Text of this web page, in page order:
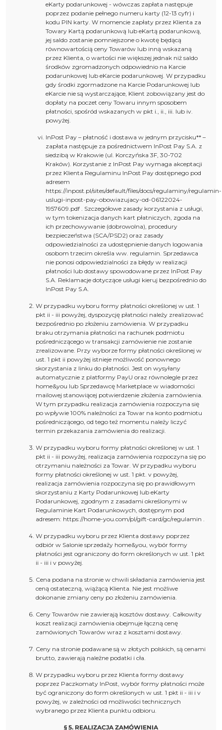
eKarty podarunkowej - wówczas zapłata następuje
poprzez podanie pełnego numeru karty (12-13 cyfr) i
kodu PIN karty. W momencie zapłaty przez Klienta za
Towary Kartą podarunkową lub eKartą podarunkową,
jej saldo zostanie pomniejszone o kwotę będącą
równowartością ceny Towarów lub inną wskazaną
przez Klienta, o wartości nie większej jednak niż saldo
środków zgromadzonych odpowiednio na Karcie
podarunkowej lub eKarcie podarunkowej. W przypadku
gdy środki zgormadzone na Karcie Podarunkowej lub
eKarcie nie są wystarczające, Klient zobowiązany jest do
dopłaty na poczet ceny Towaru innym sposobem
płatności, spośród wskazanych w pkt i., ii., iii. lub iv.
powyżej.
InPost Pay – płatność i dostawa w jednym przycisku** –
zapłata następuje za pośrednictwem InPost Pay S.A. z
siedzibą w Krakowie (ul. Korczyńska 3F, 30-702
Kraków). Korzystanie z InPost Pay wymaga akceptacji
przez Klienta Regulaminu InPost Pay dostępnego pod
adresem
https://inpost.pl/sites/default/files/docs/regulaminy/regulamin-
uslugi-inpost-pay-obowiazujacy-od-06122024-
1957609.pdf . Szczegółowe zasady korzystania z usługi,
w tym tokenizacja danych kart płatniczych, zgoda na
ich przechowywanie (dobrowolna), procedury
bezpieczeństwa (SCA/PSD2) oraz zasady
odpowiedzialności za udostępnienie danych logowania
osobom trzecim określa ww. regulamin. Sprzedawca
nie ponosi odpowiedzialności za błędy w realizacji
płatności lub dostawy spowodowane przez InPost Pay
S.A. Reklamacje dotyczące usługi kieruj bezpośrednio do
InPost Pay S.A.
W przypadku wyboru formy płatności określonej w ust. 1
pkt ii - iii powyżej, dyspozycję płatności należy zrealizować
bezpośrednio po złożeniu zamówienia. W przypadku
braku otrzymania płatności na rachunek podmiotu
pośredniczącego w transakcji zamówienie nie zostanie
zrealizowane. Przy wyborze formy płatności określonej w
ust. 1 pkt ii powyżej istnieje możliwość ponownego
skorzystania z linku do płatności. Jest on wysyłany
automatycznie z platformy PayU oraz równolegle przez
home&you lub Sprzedawcę Marketplace w wiadomości
mailowej stanowiącej potwierdzenie złożenia zamówienia.
W tym przypadku realizacja zamówienia rozpoczyna się
po wpływie 100% należności za Towar na konto podmiotu
pośredniczącego, od tego też momentu należy liczyć
termin przekazania zamówienia do realizacji.
W przypadku wyboru formy płatności określonej w ust. 1
pkt ii - iii powyżej, realizacja zamówienia rozpoczyna się po
otrzymaniu należności za Towar. W przypadku wyboru
formy płatności określonej w ust. 1 pkt. v powyżej,
realizacja zamówienia rozpoczyna się po prawidłowym
skorzystaniu z Karty Podarunkowej lub eKarty
Podarunkowej, zgodnym z zasadami określonymi w
Regulaminie Kart Podarunkowych, dostępnym pod
adresem: https://home-you.com/pl/gift-card/gc/regulamin .
W przypadku wyboru przez Klienta dostawy poprzez
odbiór w Salonie sprzedaży home&you, wybór formy
płatności jest ograniczony do form określonych w ust. 1 pkt
ii - iii i v powyżej.
Cena podana na stronie w chwili składania zamówienia jest
ceną ostateczną, wiążącą Klienta. Nie jest możliwe
dokonanie zmiany ceny po złożeniu zamówienia.
Ceny Towarów nie zawierają kosztów dostawy. Całkowity
koszt realizacji zamówienia obejmuje łączną cenę
zamówionych Towarów wraz z kosztami dostawy.
Ceny na stronie podawane są w złotych polskich, są cenami
brutto, zawierają należne podatki i cła.
W przypadku wyboru przez Klienta formy dostawy
poprzez Paczkomaty InPost, wybór formy płatności może
być ograniczony do form określonych w ust. 1 pkt ii - iii i v
powyżej, w zależności od możliwości technicznych
wybranego przez Klienta punktu odbioru.
§ 5. REALIZACJA ZAMÓWIENIA